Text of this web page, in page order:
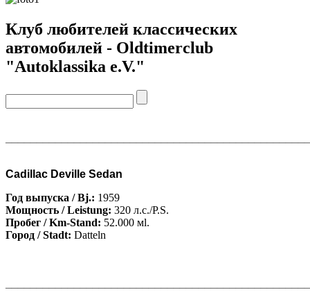
Клуб любителей классических
автомобилей - Oldtimerclub
"Autoklassika e.V."
Cadillac Deville Sedan
Год выпуска / Bj.: 1959
Мощность / Leistung: 320 л.с./P.S.
Пробег / Km-Stand: 52.000 мl.
Город / Stadt: Datteln